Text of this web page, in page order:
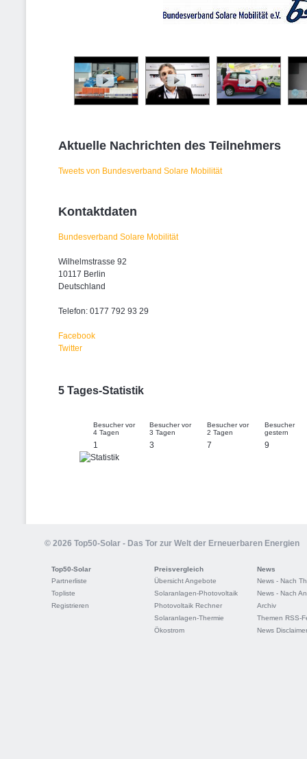
Aktuelle Nachrichten des Teilnehmers
Tweets von Bundesverband Solare Mobilität
Kontaktdaten
Bundesverband Solare Mobilität
Wilhelmstrasse 92
10117 Berlin
Deutschland
Telefon: 0177 792 93 29
Facebook
Twitter
5 Tages-Statistik
Besucher vor
4 Tagen
Besucher vor
3 Tagen
Besucher vor
2 Tagen
Besucher
gestern
1 3 7 9
© 2026 Top50-Solar - Das Tor zur Welt der Erneuerbaren Energien
Top50-Solar
Partnerliste
Topliste
Registrieren
Preisvergleich
Übersicht Angebote
Solaranlagen-Photovoltaik
Photovoltaik Rechner
Solaranlagen-Thermie
Ökostrom
News
News - Nach
News - Nach
Archiv
Themen RSS-
News Disclaimer